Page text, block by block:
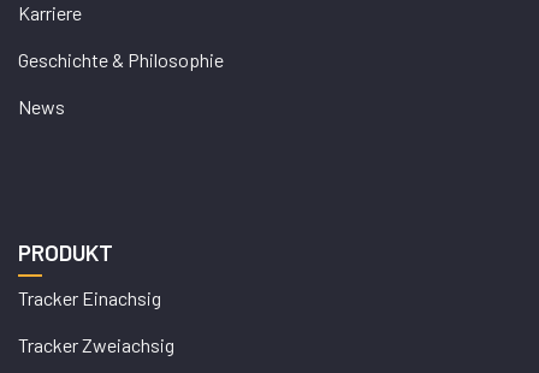
Karriere
Geschichte & Philosophie
News
PRODUKT
Tracker Einachsig
Tracker Zweiachsig